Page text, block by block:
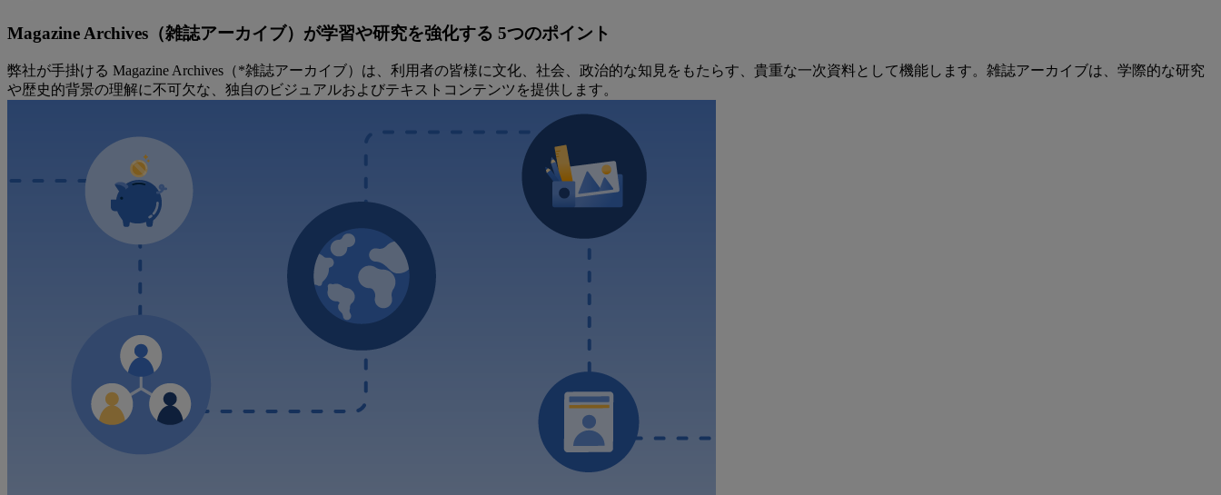
Magazine Archives（雑誌アーカイブ）が学習や研究を強化する 5つのポイント
弊社が手掛ける Magazine Archives（*雑誌アーカイブ）は、利用者の皆様に文化、社会、政治的な知見をもたらす、貴重な一次資料として機能します。雑誌アーカイブは、学際的な研究
や歴史的背景の理解に不可欠な、独自のビジュアルおよびテキストコンテンツを提供します。